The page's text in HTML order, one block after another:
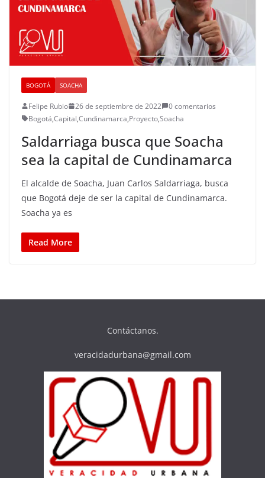
BOGOTÁ SOACHA
Felipe Rubio 26 de septiembre de 2022
0 comentarios
Bogotá,Capital,Cundinamarca,Proyecto,Soacha
Saldarriaga busca que Soacha
sea la capital de Cundinamarca
El alcalde de Soacha, Juan Carlos Saldarriaga, busca
que Bogotá deje de ser la capital de Cundinamarca.
Soacha ya es
Read More
Contáctanos.
veracidadurbana@gmail.com